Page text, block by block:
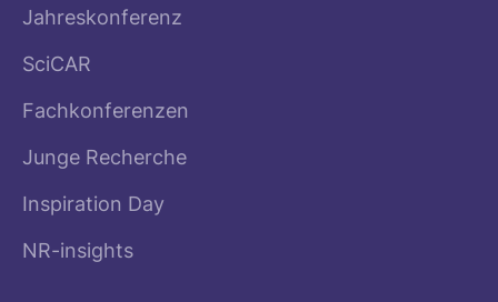
Jahreskonferenz
SciCAR
Fachkonferenzen
Junge Recherche
Inspiration Day
NR-insights